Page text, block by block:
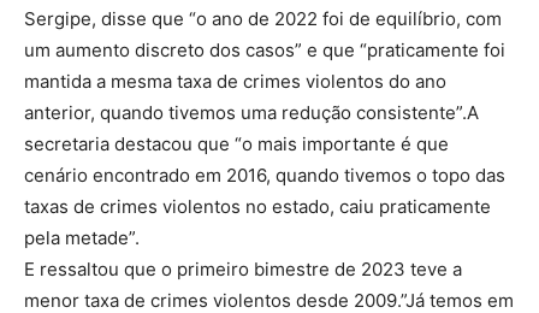
Sergipe, disse que “o ano de 2022 foi de equilíbrio, com
um aumento discreto dos casos” e que “praticamente foi
mantida a mesma taxa de crimes violentos do ano
anterior, quando tivemos uma redução consistente”.A
secretaria destacou que “o mais importante é que
cenário encontrado em 2016, quando tivemos o topo das
taxas de crimes violentos no estado, caiu praticamente
pela metade”.
E ressaltou que o primeiro bimestre de 2023 teve a
menor taxa de crimes violentos desde 2009.”Já temos em